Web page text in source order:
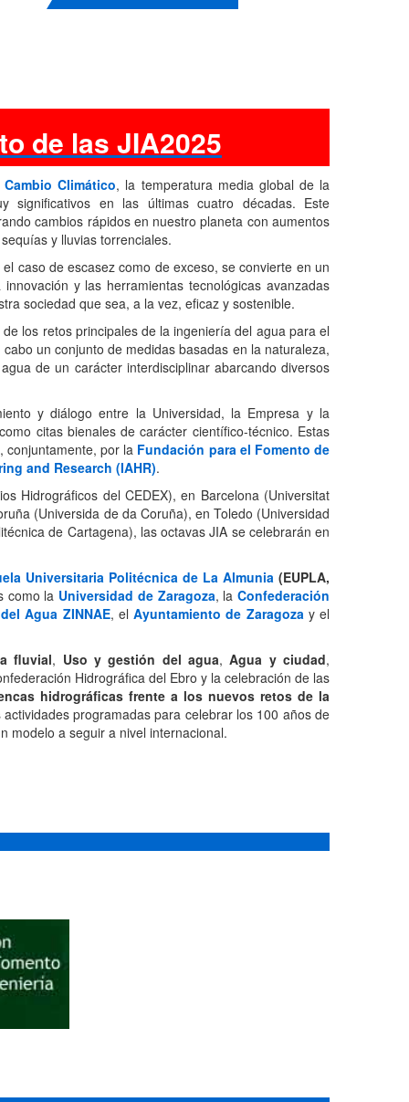
de las JIA2025
Climático, la temperatura media global de la
significativos en las últimas cuatro décadas. Este
cambios rápidos en nuestro planeta con aumentos
y lluvias torrenciales.
caso de escasez como de exceso, se convierte en un
y las herramientas tecnológicas avanzadas
sociedad que sea, a la vez, eficaz y sostenible.
los retos principales de la ingeniería del agua para el
un conjunto de medidas basadas en la naturaleza,
de un carácter interdisciplinar abarcando diversos
y diálogo entre la Universidad, la Empresa y la
citas bienales de carácter científico-técnico. Estas
conjuntamente, por la Fundación para el Fomento de
and Research (IAHR).
Hidrográficos del CEDEX), en Barcelona (Universitat
(Universida de da Coruña), en Toledo (Universidad
de Cartagena), las octavas JIA se celebrarán en
Universitaria Politécnica de La Almunia(EUPLA,
como la Universidad de Zaragoza, laConfederación
Agua ZINNAE, elAyuntamiento de Zaragozay el
fluvial, Uso y gestión del agua,Agua y ciudad,
Hidrográfica del Ebro y la celebración de las
hidrográficas frente a los nuevos retos de la
programadas para celebrar los 100 años de
modelo a seguir a nivel internacional.